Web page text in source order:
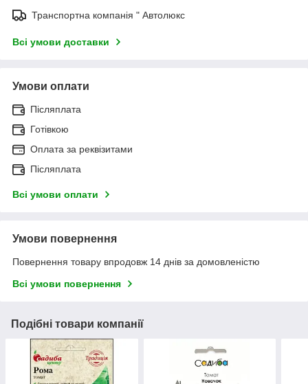
Транспортна компанія " Автолюкс
Всі умови доставки
Умови оплати
Післяплата
Готівкою
Оплата за реквізитами
Післяплата
Всі умови оплати
Умови повернення
Повернення товару впродовж 14 днів за домовленістю
Всі умови повернення
Подібні товари компанії